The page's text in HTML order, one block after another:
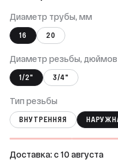
Диаметр трубы, мм
16 20
Диаметр резьбы, дюймов
1/2" 3/4"
Тип резьбы
ВНУТРЕННЯЯ
Доставка: c 10 августа